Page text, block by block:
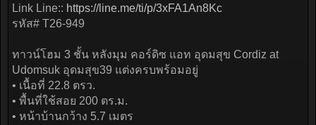
Link Line:: https://line.me/ti/p/3xFA1An8Kc
รหัส# T26-949
ทาวน์โฮม 3 ชั้น หลังมุม คอร์ดิซ แอท อุดมสุข Cordiz at
Udomsuk อุดมสุข39 แต่งครบพร้อมอยู่
• เนื้อที่ 22.8 ตรว.
• พื้นที่ใช้สอย 200 ตร.ม.
• หน้าบ้านกว้าง 5.7 เมตร